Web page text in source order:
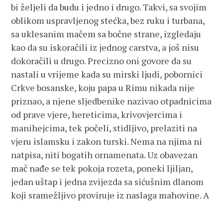
bi željeli da budu i jedno i drugo. Takvi, sa svojim
oblikom uspravljenog stećka, bez ruku i turbana,
sa uklesanim mačem sa bočne strane, izgledaju
kao da su iskoračili iz jednog carstva, a još nisu
dokoračili u drugo. Precizno oni govore da su
nastali u vrijeme kada su mirski ljudi, pobornici
Crkve bosanske, koju papa u Rimu nikada nije
priznao, a njene sljedbenike nazivao otpadnicima
od prave vjere, hereticima, krivovjercima i
manihejcima, tek počeli, stidljivo, prelaziti na
vjeru islamsku i zakon turski. Nema na njima ni
natpisa, niti bogatih ornamenata. Uz obavezan
mač nađe se tek pokoja rozeta, poneki ljiljan,
jedan uštap i jedna zvijezda sa sićušnim dlanom
koji sramežljivo proviruje iz naslaga mahovine. A